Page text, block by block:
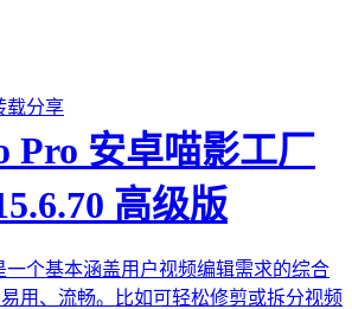
载分享
Pro 安卓喵影工厂
高级版
一个基本涵盖用户视频编辑需求的综合
用、流畅。比如可轻松修剪或拆分视频